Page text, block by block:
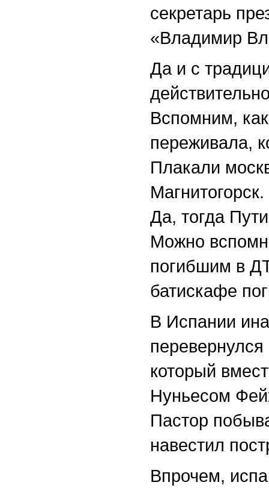
секретарь
«Владимир
Да и с
Вспомним,
переживала,
Плакали
Да, тогда
Можно
погибшим в
батискафе
В Испании
который
Нуньесом
Пастор
навестил
Впрочем,